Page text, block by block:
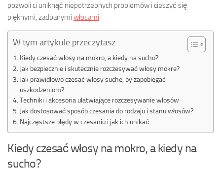
pozwoli ci uniknąć niepotrzebnych problemów i cieszyć się
pięknymi, zadbanymi włosami
W tym artykule przeczytasz
Kiedy czesać włosy na mokro, a kiedy na sucho?
Jak bezpiecznie i skutecznie rozczesywać włosy mokre?
Jak prawidłowo czesać włosy suche, by zapobiegać
uszkodzeniom?
Techniki i akcesoria ułatwiające rozczesywanie włosów
Jak dostosować sposób czesania do rodzaju i stanu włosów?
Najczęstsze błędy w czesaniu i jak ich unikać
Kiedy czesać włosy na mokro, a kiedy na
sucho?